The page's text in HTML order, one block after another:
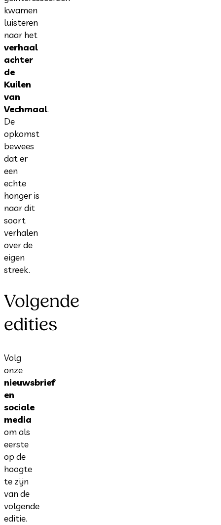
kwamen
luisteren
naar het
verhaal
achter
de
Kuilen
van
Vechmaal.
De
opkomst
bewees
dat er
een
echte
honger is
naar dit
soort
verhalen
over de
eigen
streek.
Volgende
edities
Volg
onze
nieuwsbrief
en
sociale
media
om als
eerste
op de
hoogte
te zijn
van de
volgende
editie.